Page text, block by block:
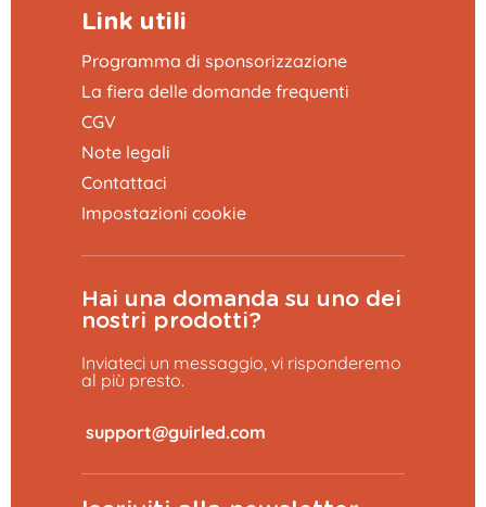
Link utili
Programma di sponsorizzazione
La fiera delle domande frequenti
CGV
Note legali
Contattaci
Impostazioni cookie
Hai una domanda su uno dei
nostri prodotti?
Inviateci un messaggio, vi risponderemo
al più presto.